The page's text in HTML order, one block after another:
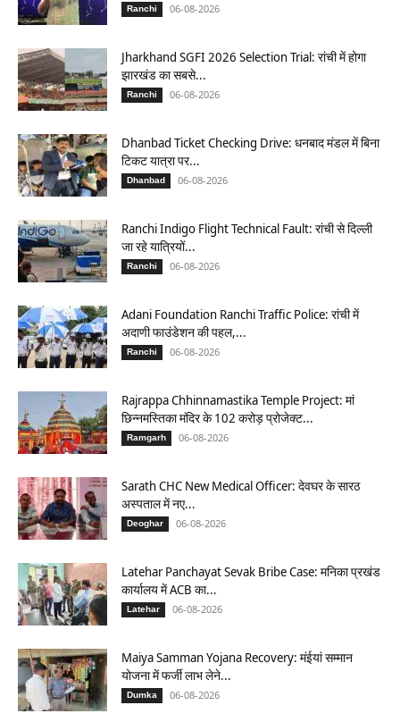
Ranchi 06-08-2026
Jharkhand SGFI 2026 Selection Trial: रांची में होगा
झारखंड का सबसे...
Ranchi 06-08-2026
Dhanbad Ticket Checking Drive: धनबाद मंडल में बिना
टिकट यात्रा पर...
Dhanbad 06-08-2026
Ranchi Indigo Flight Technical Fault: रांची से दिल्ली
जा रहे यात्रियों...
Ranchi 06-08-2026
Adani Foundation Ranchi Traffic Police: रांची में
अदाणी फाउंडेशन की पहल,...
Ranchi 06-08-2026
Rajrappa Chhinnamastika Temple Project: मां
छिन्नमस्तिका मंदिर के 102 करोड़ प्रोजेक्ट...
Ramgarh 06-08-2026
Sarath CHC New Medical Officer: देवघर के सारठ
अस्पताल में नए...
Deoghar 06-08-2026
Latehar Panchayat Sevak Bribe Case: मनिका प्रखंड
कार्यालय में ACB का...
Latehar 06-08-2026
Maiya Samman Yojana Recovery: मंईयां सम्मान
योजना में फर्जी लाभ लेने...
Dumka 06-08-2026